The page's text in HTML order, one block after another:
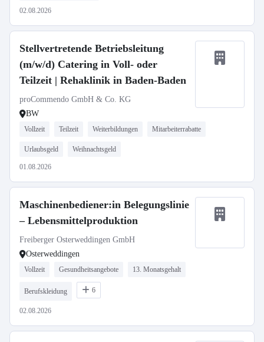
02.08.2026
Stellvertretende Betriebsleitung
(m/w/d) Catering in Voll- oder
Teilzeit | Rehaklinik in Baden-Baden
proCommendo GmbH & Co. KG
BW
Vollzeit Teilzeit Weiterbildungen Mitarbeiterrabatte
Urlaubsgeld Weihnachtsgeld
01.08.2026
Maschinenbediener:in Belegungslinie
– Lebensmittelproduktion
Freiberger Osterweddingen GmbH
Osterweddingen
Vollzeit Gesundheitsangebote 13. Monatsgehalt
Berufskleidung 6
02.08.2026